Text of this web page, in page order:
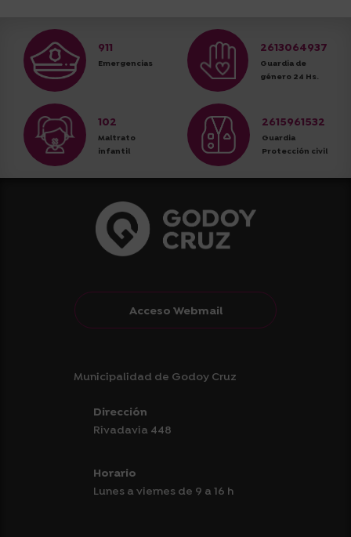
911
Emergencias
2613064937
Guardia de
género 24 Hs.
102
Maltrato
infantil
2615961532
Guardia
Protección civil
Acceso Webmail
Municipalidad de Godoy Cruz
Dirección
Rivadavia 448
Horario
Lunes a viernes de 9 a 16 h